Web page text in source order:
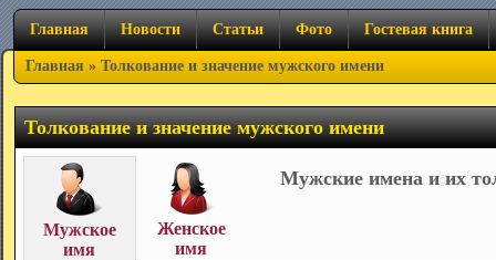
Главная Новости Статьи Фото Гостевая книга
Главная » Толкование и значение мужского имени
Толкование и значение мужского имени
Мужское
имя
Женское
имя
Мужские имена и их